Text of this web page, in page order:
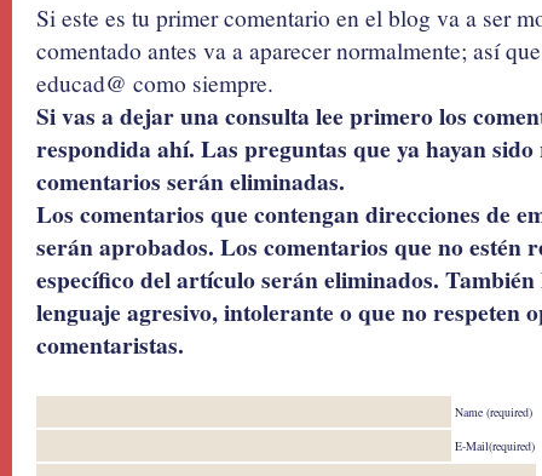
Si este es tu primer comentario en el blog va a ser
comentado antes va a aparecer normalmente; así
educad@ como siempre.
Si vas a dejar una consulta lee primero los
respondida ahí. Las preguntas que ya hayan
comentarios serán eliminadas.
Los comentarios que contengan direcciones de
serán aprobados. Los comentarios que no estén
específico del artículo serán eliminados.
lenguaje agresivo, intolerante o que no respeten
comentaristas.
Name (required)
E-Mail(required)